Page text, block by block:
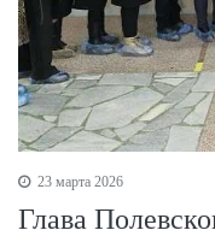
23 марта 2026
Глава